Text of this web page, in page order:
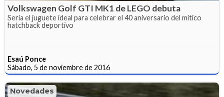
Volkswagen Golf GTI MK1 de LEGO debuta
Sería el juguete ideal para celebrar el 40 aniversario del mítico
hatchback deportivo
Esaú Ponce
Sábado, 5 de noviembre de 2016
Novedades